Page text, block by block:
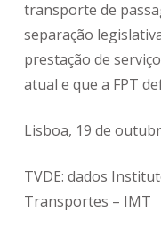
transporte de
separação
prestação de
atual e que a FPT
Lisboa, 19 de
TVDE: dados
Transportes – IMT